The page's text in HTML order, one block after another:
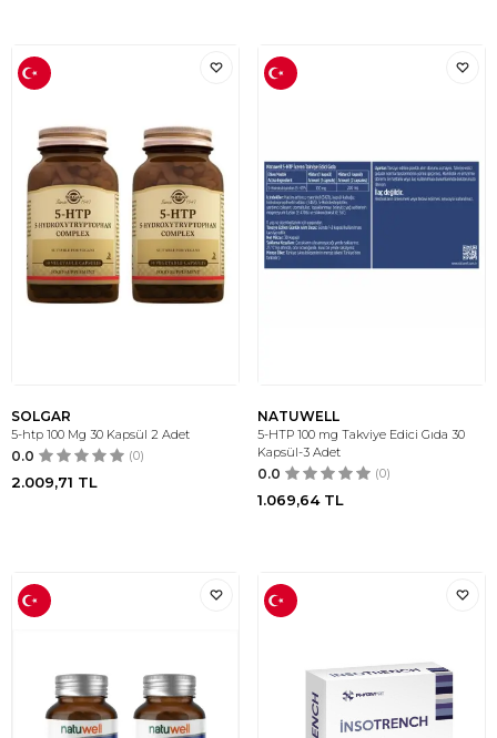
SOLGAR
5-htp 100 Mg 30 Kapsül 2 Adet
0.0 (0)
2.009,71 TL
NATUWELL
5-HTP 100 mg Takviye Edici Gıda 30
Kapsül-3 Adet
0.0 (0)
1.069,64TL